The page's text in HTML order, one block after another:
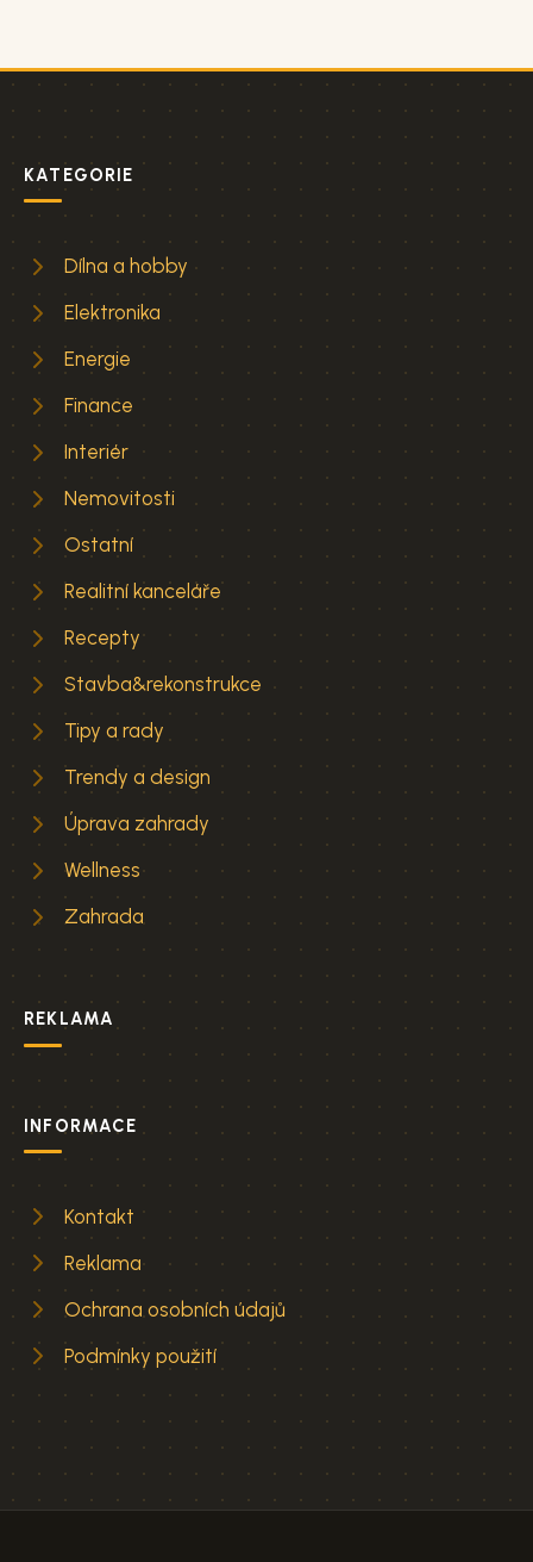
KATEGORIE
Dílna a hobby
Elektronika
Energie
Finance
Interiér
Nemovitosti
Ostatní
Realitní kanceláře
Recepty
Stavba&rekonstrukce
Tipy a rady
Trendy a design
Úprava zahrady
Wellness
Zahrada
REKLAMA
INFORMACE
Kontakt
Reklama
Ochrana osobních údajů
Podmínky použití